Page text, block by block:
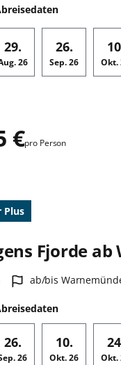
29.
26
26.
Sep.26 Okt.
€pro Person
Plus
Fjorde
Hafen:
ab/bis
26.
26
10.
Okt.26 Okt.